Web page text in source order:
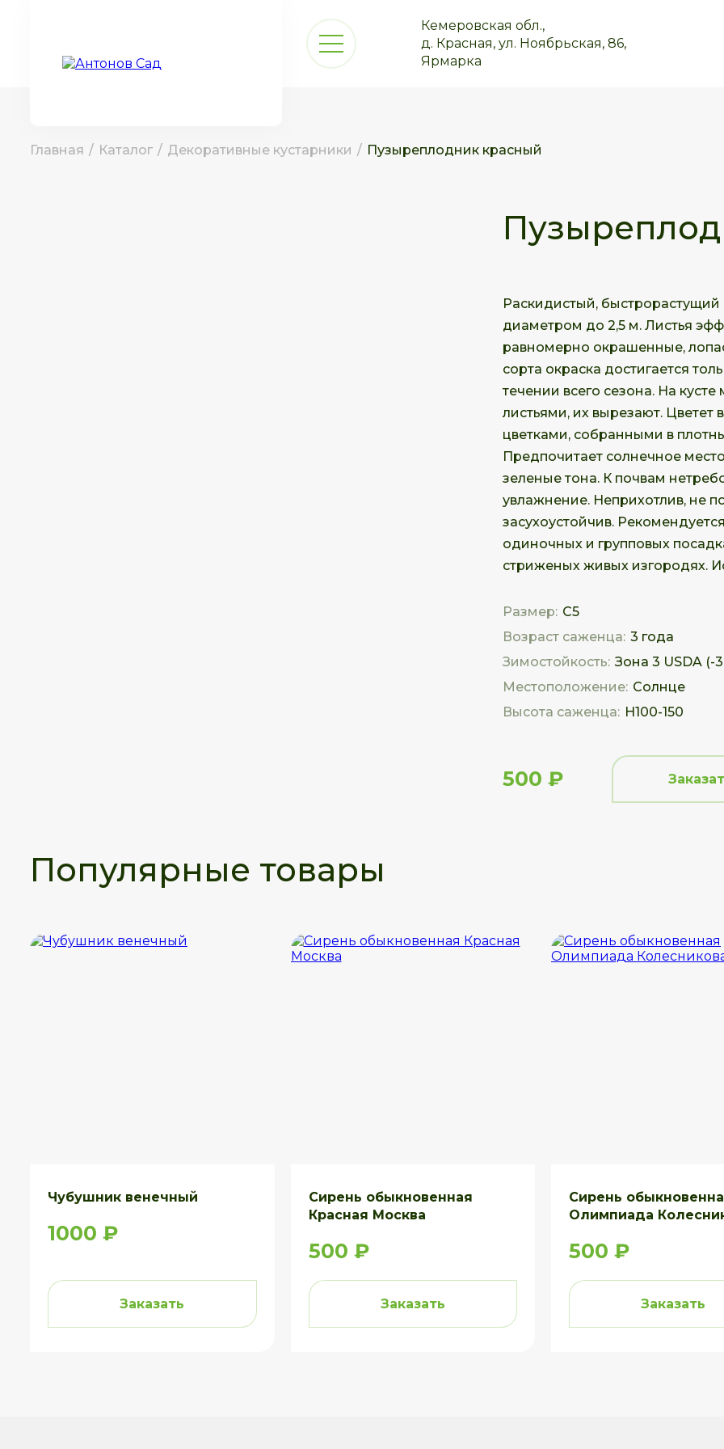
Кемеровская обл.,
д. Красная, ул. Ноябрьская, 86,
Ярмарка
Главная / Каталог / Декоративные кустарники / Пузыреплодник красный
Раскидистый,
диаметром до 2,5 м. Листья
равномерно окрашенные,
сорта окраска достигается
течении всего сезона. На
листьями, их вырезают.
цветками, собранными в
Предпочитает солнечное
зеленые тона. К почвам
увлажнение. Неприхотлив, не
засухоустойчив.
одиночных и групповых
стриженых живых изгородях.
Размер: С5
Возраст саженца: 3 года
Зимостойкость: Зона 3 USDA (-
Местоположение: Солнце
Высота саженца: Н100-150
500 ₽
Популярные товары
Чубушник венечный
1000 ₽
Заказать
Сирень обыкновенная
Красная Москва
500 ₽
Заказать
Сирень
Олимпиада
500 ₽
Заказать